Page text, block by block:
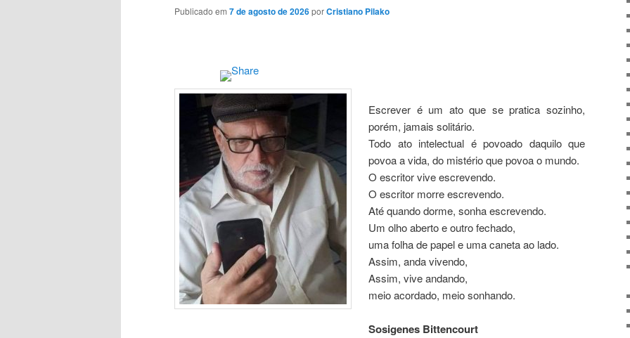
Publicado em 7 de agosto de 2026porCristiano Pilako
Escrever é um ato que se pratica sozinho,
porém, jamais solitário.
Todo ato intelectual é povoado daquilo que
povoa a vida, do mistério que povoa o mundo.
O escritor vive escrevendo.
O escritor morre escrevendo.
Até quando dorme, sonha escrevendo.
Um olho aberto e outro fechado,
uma folha de papel e uma caneta ao lado.
Assim, anda vivendo,
Assim, vive andando,
meio acordado, meio sonhando.
Sosigenes Bittencourt